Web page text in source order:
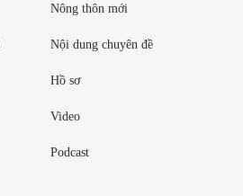
Nông thôn mới
Nội dung chuyên đề
Hồ sơ
Video
Podcast